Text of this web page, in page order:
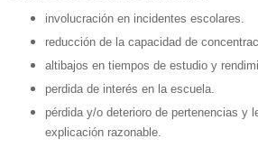
involucración en incidentes escolares.
reducción de la capacidad de
altibajos en tiempos de estudio y
perdida de interés en la escuela.
pérdida y/o deterioro de pertenencias y
explicación razonable.